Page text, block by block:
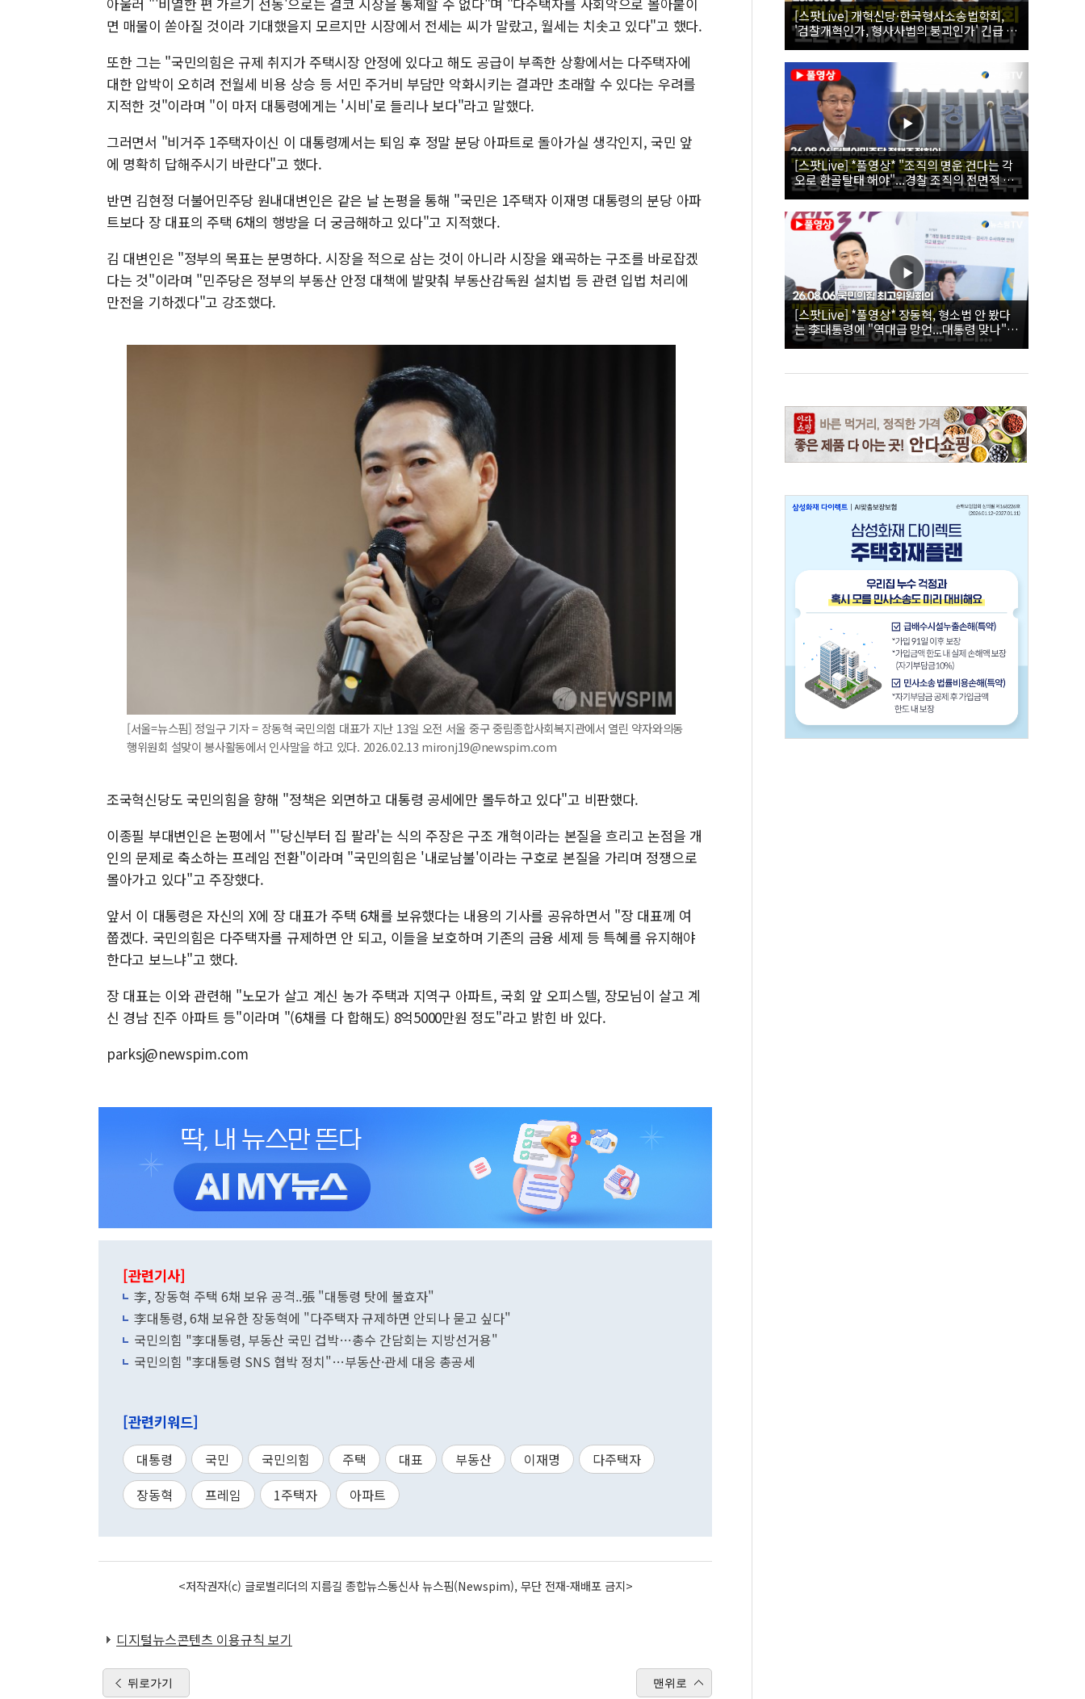
면 매물이 쏟아질 것이라 기대했을지 모르지만 시장에서 전세는 씨가 말랐고, 월세는 치솟고 있다"고 했다.
또한 그는 "국민의힘은 규제 취지가 주택시장 안정에 있다고 해도 공급이 부족한 상황에서는 다주택자에
대한 압박이 오히려 전월세 비용 상승 등 서민 주거비 부담만 악화시키는 결과만 초래할 수 있다는 우려를
지적한 것"이라며 "이 마저 대통령에게는 '시비'로 들리나 보다"라고 말했다.
그러면서 "비거주 1주택자이신 이 대통령께서는 퇴임 후 정말 분당 아파트로 돌아가실 생각인지, 국민 앞
에 명확히 답해주시기 바란다"고 했다.
반면 김현정 더불어민주당 원내대변인은 같은 날 논평을 통해 "국민은 1주택자 이재명 대통령의 분당 아파
트보다 장 대표의 주택 6채의 행방을 더 궁금해하고 있다"고 지적했다.
김 대변인은 "정부의 목표는 분명하다. 시장을 적으로 삼는 것이 아니라 시장을 왜곡하는 구조를 바로잡겠
다는 것"이라며 "민주당은 정부의 부동산 안정 대책에 발맞춰 부동산감독원 설치법 등 관련 입법 처리에
만전을 기하겠다"고 강조했다.
[서울=뉴스핌] 정일구 기자 = 장동혁 국민의힘 대표가 지난 13일 오전 서울 중구 중림종합사회복지관에서 열린 약자와의동
행위원회 설맞이 봉사활동에서 인사말을 하고 있다. 2026.02.13 mironj19@newspim.com
조국혁신당도 국민의힘을 향해 "정책은 외면하고 대통령 공세에만 몰두하고 있다"고 비판했다.
이종필 부대변인은 논평에서 "'당신부터 집 팔라'는 식의 주장은 구조 개혁이라는 본질을 흐리고 논점을 개
인의 문제로 축소하는 프레임 전환"이라며 "국민의힘은 '내로남불'이라는 구호로 본질을 가리며 정쟁으로
몰아가고 있다"고 주장했다.
앞서 이 대통령은 자신의 X에 장 대표가 주택 6채를 보유했다는 내용의 기사를 공유하면서 "장 대표께 여
쭙겠다. 국민의힘은 다주택자를 규제하면 안 되고, 이들을 보호하며 기존의 금융 세제 등 특혜를 유지해야
한다고 보느냐"고 했다.
장 대표는 이와 관련해 "노모가 살고 계신 농가 주택과 지역구 아파트, 국회 앞 오피스텔, 장모님이 살고 계
신 경남 진주 아파트 등"이라며 "(6채를 다 합해도) 8억5000만원 정도"라고 밝힌 바 있다.
parksj@newspim.com
[관련기사]
李, 장동혁 주택 6채 보유 공격..張 "대통령 탓에 불효자"
李대통령, 6채 보유한 장동혁에 "다주택자 규제하면 안되나 묻고 싶다"
국민의힘 "李대통령, 부동산 국민 겁박…총수 간담회는 지방선거용"
국민의힘 "李대통령 SNS 협박 정치"…부동산·관세 대응 총공세
[관련키워드]
대통령 국민 국민의힘 주택 대표 부동산 이재명
다주택자
장동혁
프레임 1주택자 아파트
<저작권자(c) 글로벌리더의 지름길 종합뉴스통신사 뉴스핌(Newspim), 무단 전재-재배포 금지>
디지털뉴스콘텐츠 이용규칙 보기
뒤로가기 맨위로
[스팟Live] 개혁신당·한국형사소송법학회,
'검찰개혁인가, 형사사법의 붕괴인가' 긴급 세
미나｜26.08.06
[스팟Live] *풀영상* "조직의 명운 건다는 각
오로 환골탈태 해야"...경찰 조직의 전면적 쇄
신 촉구한 한병도 | 26.08.06 더불어민주당 정
책조정회의
[스팟Live] *풀영상* 장동혁, 형소법 안 봤다
는 李대통령에 "역대급 망언...대통령 맞나"｜
26.08.06 국민의힘 최고위원회의